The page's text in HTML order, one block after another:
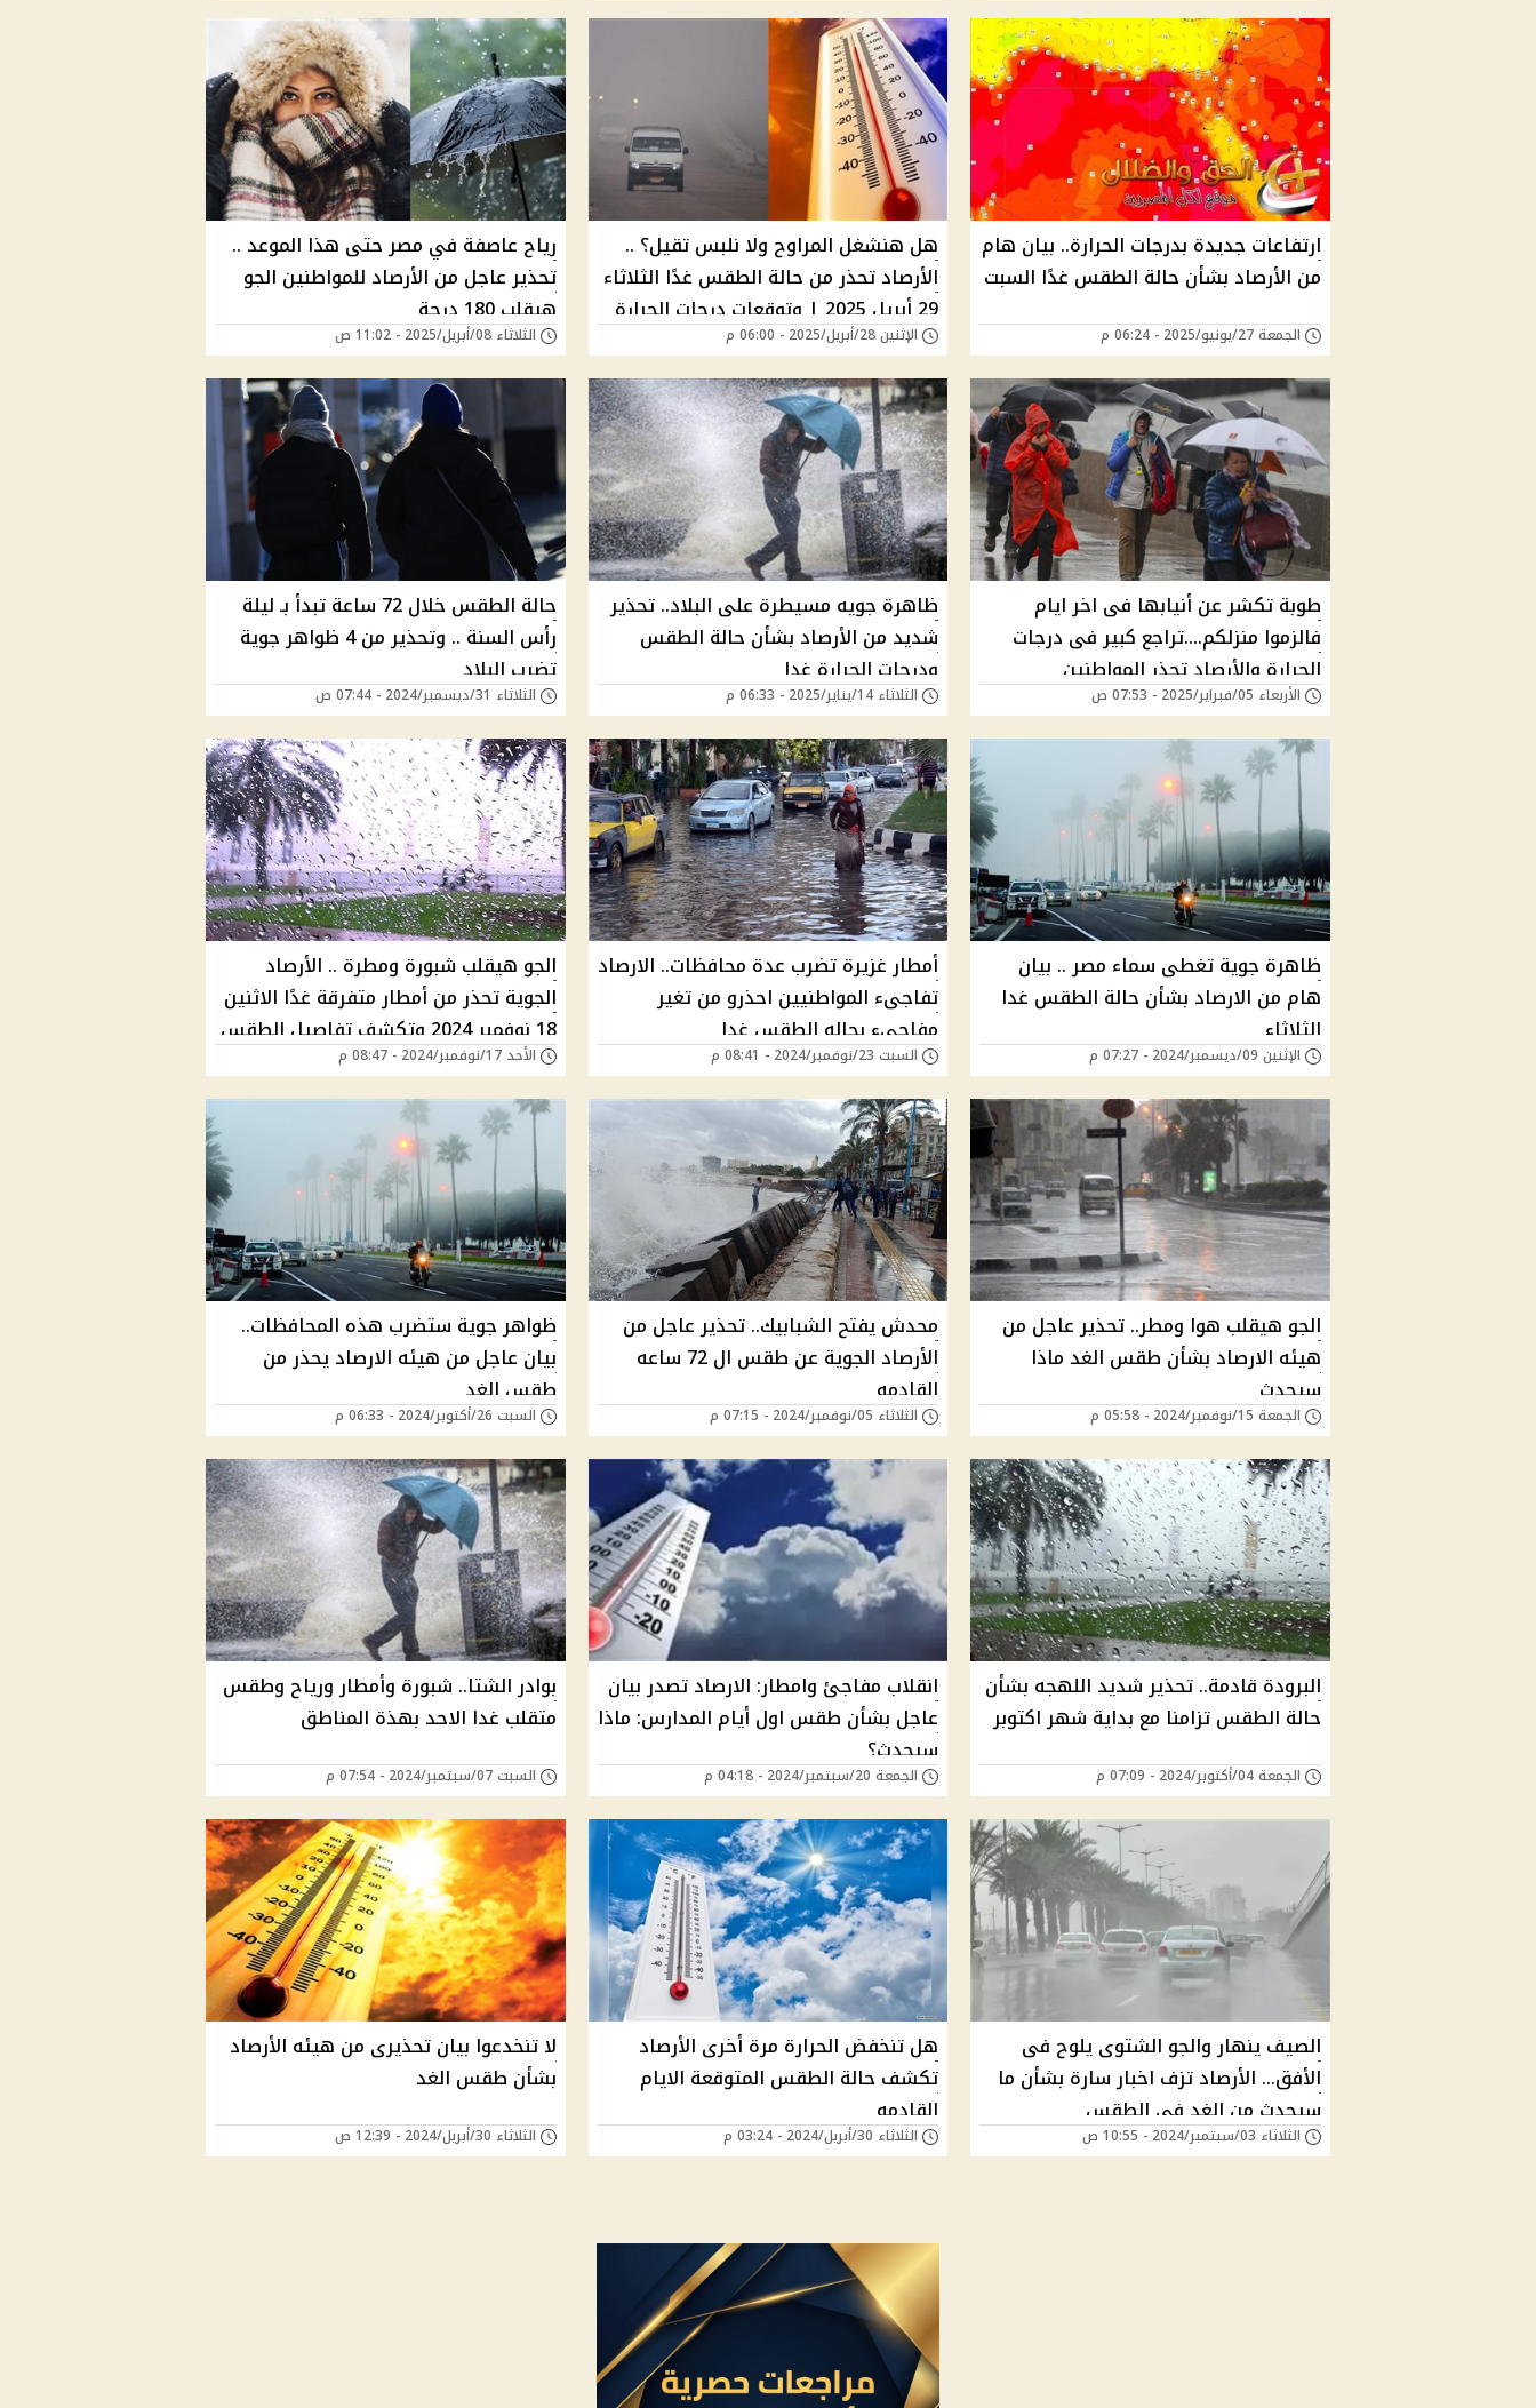
ارتفاعات جديدة بدرجات الحرارة.. بيان هام
من الأرصاد بشأن حالة الطقس غدًا السبت
الجمعة 27/يونيو/2025 - 06:24 م
هل هنشغل المراوح ولا نلبس تقيل؟ ..
الأرصاد تحذر من حالة الطقس غدًا الثلاثاء
29 أبريل 2025 | وتوقعات درجات الحرارة
في كل المحافظات
الإثنين 28/أبريل/2025 - 06:00 م
رياح عاصفة في مصر حتى هذا الموعد ..
تحذير عاجل من الأرصاد للمواطنين الجو
هيقلب 180 درجة
الثلاثاء 08/أبريل/2025 - 11:02 ص
طوبة تكشر عن أنيابها فى اخر ايام
فالزموا منزلكم....تراجع كبير فى درجات
الحرارة والأرصاد تحذر المواطنين
الأربعاء 05/فبراير/2025 - 07:53 ص
ظاهرة جويه مسيطرة على البلاد.. تحذير
شديد من الأرصاد بشأن حالة الطقس
ودرجات الحرارة غدا
الثلاثاء 14/يناير/2025 - 06:33 م
حالة الطقس خلال 72 ساعة تبدأ بـ ليلة
رأس السنة .. وتحذير من 4 ظواهر جوية
تضرب البلاد
الثلاثاء 31/ديسمبر/2024 - 07:44 ص
ظاهرة جوية تغطى سماء مصر .. بيان
هام من الارصاد بشأن حالة الطقس غدا
الثلاثاء
الإثنين 09/ديسمبر/2024 - 07:27 م
أمطار غزيرة تضرب عدة محافظات.. الارصاد
تفاجىء المواطنيين احذرو من تغير
مفاجىء بحاله الطقس غدا
السبت 23/نوفمبر/2024 - 08:41 م
الجو هيقلب شبورة ومطرة .. الأرصاد
الجوية تحذر من أمطار متفرقة غدًا الاثنين
18 نوفمبر 2024 وتكشف تفاصيل الطقس
في كافة المحافظات
الأحد 17/نوفمبر/2024 - 08:47 م
الجو هيقلب هوا ومطر.. تحذير عاجل من
هيئه الارصاد بشأن طقس الغد ماذا
سيحدث
الجمعة 15/نوفمبر/2024 - 05:58 م
محدش يفتح الشبابيك.. تحذير عاجل من
الأرصاد الجوية عن طقس ال 72 ساعه
القادمه
الثلاثاء 05/نوفمبر/2024 - 07:15 م
ظواهر جوية ستضرب هذه المحافظات..
بيان عاجل من هيئه الارصاد يحذر من
طقس الغد
السبت 26/أكتوبر/2024 - 06:33 م
البرودة قادمة.. تحذير شديد اللهجه بشأن
حالة الطقس تزامنا مع بداية شهر اكتوبر
الجمعة 04/أكتوبر/2024 - 07:09 م
انقلاب مفاجئ وامطار: الارصاد تصدر بيان
عاجل بشأن طقس اول أيام المدارس: ماذا
سيحدث؟
الجمعة 20/سبتمبر/2024 - 04:18 م
بوادر الشتا.. شبورة وأمطار ورياح وطقس
متقلب غدا الاحد بهذة المناطق
السبت 07/سبتمبر/2024 - 07:54 م
الصيف ينهار والجو الشتوى يلوح فى
الأفق... الأرصاد تزف اخبار سارة بشأن ما
سيحدث من الغد فى الطقس
الثلاثاء 03/سبتمبر/2024 - 10:55 ص
هل تنخفض الحرارة مرة أخرى الأرصاد
تكشف حالة الطقس المتوقعة الايام
القادمه
الثلاثاء 30/أبريل/2024 - 03:24 م
لا تنخدعوا بيان تحذيرى من هيئه الأرصاد
بشأن طقس الغد
الثلاثاء 30/أبريل/2024 - 12:39 ص